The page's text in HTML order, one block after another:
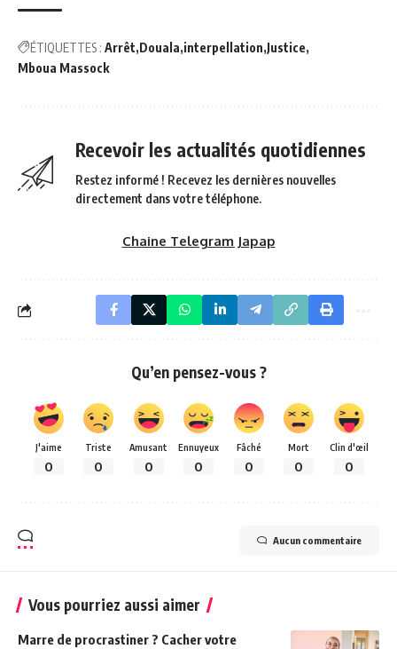
ÉTIQUETTES : Arrêt Douala interpellation Justice
Mboua Massock
Recevoir les actualités quotidiennes
Restez informé ! Recevez les dernières nouvelles
directement dans votre téléphone.
Chaine Telegram Japap
Qu’en pensez-vous ?
J'aime
0
Triste
0
Amusant
0
Ennuyeux
0
Fâché
0
Mort
0
Clin d'œil
0
Aucun commentaire
Vous pourriez aussi aimer
Marre de procrastiner ? Cacher votre